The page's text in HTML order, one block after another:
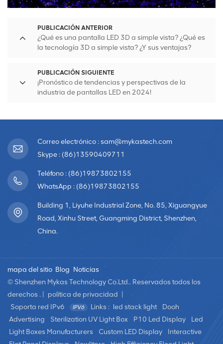
PUBLICACIÓN ANTERIOR
¿Qué es una pantalla LED 3D a simple vista? ¿Qué es
la tecnología 3D a simple vista? ¿Y sus ventajas?
PUBLICACIÓN SIGUIENTE
¡Pronóstico de tendencias y perspectivas de la
industria de pantallas LED en 2024!
Correo electrónico : sam@mykastech.com
Skype : (86)13590409711
Teléfono : (86)19873802155
WhatsApp : (86)19873802155
Building 1, Liyuhe Industrial Zone, No. 85, Xiguangyue
Road, Xinhu Street, Guangming District, Shenzhen,
China.
mapa del sitio Blog Noticias
© Shenzhen Mykas Technology Co.Ltd.. Reservados todos los
derechos . |
política de privacidad
Soporta red IPv6
Links : led stack light
Dooh
Advertising
Sterilization UV Light Box P10 Led Display
Led
Light Boxes Manufacturers
Custom LED Display
Interactive